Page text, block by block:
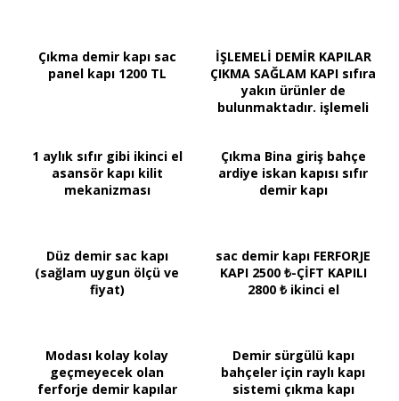
Çıkma demir kapı sac
panel kapı 1200 TL
İŞLEMELİ DEMİR KAPILAR
ÇIKMA SAĞLAM KAPI sıfıra
yakın ürünler de
bulunmaktadır. işlemeli
1 aylık sıfır gibi ikinci el
asansör kapı kilit
mekanizması
Çıkma Bina giriş bahçe
ardiye iskan kapısı sıfır
demir kapı
Düz demir sac kapı
(sağlam uygun ölçü ve
fiyat)
sac demir kapı FERFORJE
KAPI 2500 ₺-ÇİFT KAPILI
2800 ₺ ikinci el
Modası kolay kolay
geçmeyecek olan
ferforje demir kapılar
Demir sürgülü kapı
bahçeler için raylı kapı
sistemi çıkma kapı